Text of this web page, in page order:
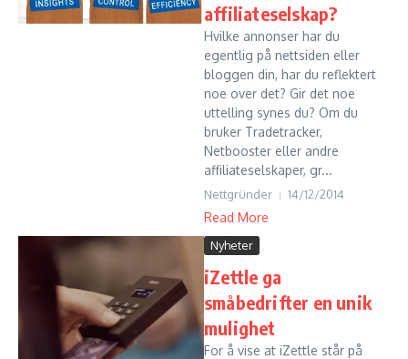
affiliateselskap?
Hvilke annonser har du
egentlig på nettsiden eller
bloggen din, har du reflektert
noe over det? Gir det noe
uttelling synes du? Om du
bruker Tradetracker,
Netbooster eller andre
affiliateselskaper, gr...
Nettgründer 14/12/2014
Read More
Nyheter
iZettle ga
småbedrifter en unik
mulighet
For å vise at iZettle står på